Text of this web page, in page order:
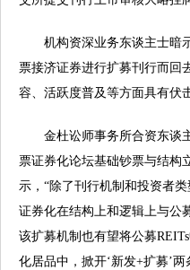
机构资深业务东谈主士暗
票接济证券进行扩募刊行而回
容、活跃度普及等方面具有伏
金杜讼师事务所合资东谈
票证券化论坛基础钞票与结构
示，“除了刊行机制和投资者
证券化在结构上和逻辑上与公
该扩募机制也有望将公募
化居品中，掀开‘新发+扩募’